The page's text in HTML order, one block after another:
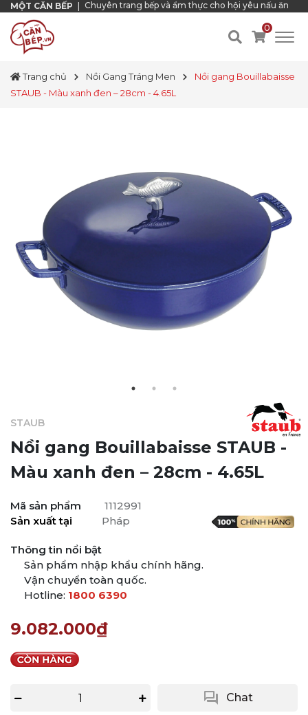
MỘT CĂN BẾP Chuyên trang bếp và ẩm thực cho hội yêu nấu ăn
0
Trang chủ Nồi Gang Tráng Men
Nồi gang Bouillabaisse
STAUB - Màu xanh đen – 28cm - 4.65L
STAUB
Nồi gang Bouillabaisse STAUB -
Màu xanh đen – 28cm - 4.65L
Mã sản phẩm
1112991
Sản xuất tại
Pháp
Thông tin nổi bật
Sản phẩm nhập khẩu chính hãng.
Vận chuyển toàn quốc.
Hotline: 1800 6390
9.082.000₫
question_answer Chat